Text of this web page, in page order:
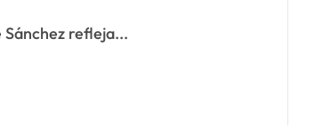
Sánchez refleja...